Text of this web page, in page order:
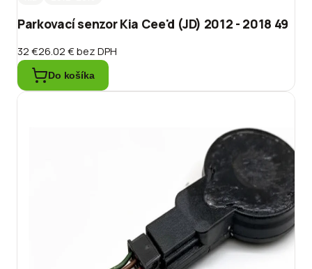
Parkovací senzor Kia Cee'd (JD) 2012 - 2018 49
32 €26.02 €bez DPH
Do košíka